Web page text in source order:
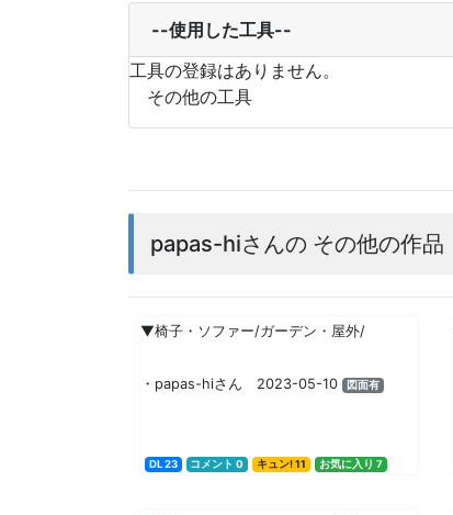
--使用した工具--
工具の登録はありません。
その他の工具
papas-hiさんの その他の作品
▼椅子・ソファー/ガーデン・屋外/
・papas-hiさん 2023-05-10 図面有
DL 23 コメント 0 キュン! 11 お気に入り 7